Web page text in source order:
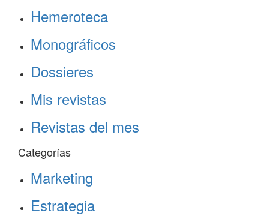
Hemeroteca
Monográficos
Dossieres
Mis revistas
Revistas del mes
Categorías
Marketing
Estrategia